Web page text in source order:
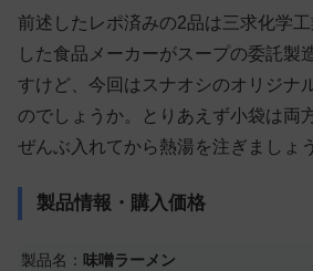
前述したレポ済みの2品は三求化学
した食品メーカーがスープの委託製
すけど、今回はスナオシのオリジナ
のでしょうか。とりあえず小袋は両
ぜんぶ入れてから熱湯を注ぎましょう
製品情報・購入価格
製品名： 味噌ラーメン